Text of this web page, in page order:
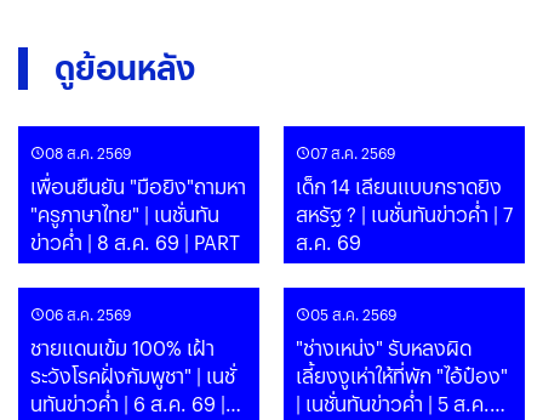
ดูย้อนหลัง
08 ส.ค. 2569
เพื่อนยืนยัน "มือยิง"ถามหา
"ครูภาษาไทย" | เนชั่นทัน
ข่าวค่ำ | 8 ส.ค. 69 | PART
07 ส.ค. 2569
เด็ก 14 เลียนแบบกราดยิง
สหรัฐ ? | เนชั่นทันข่าวค่ำ | 7
ส.ค. 69
06 ส.ค. 2569
ชายแดนเข้ม 100% เฝ้า
ระวังโรคฝั่งกัมพูชา" | เนชั่
นทันข่าวค่ำ | 6 ส.ค. 69 |
05 ส.ค. 2569
"ช่างเหน่ง" รับหลงผิด
เลี้ยงงูเห่าให้ที่พัก "ไอ้ป๋อง"
| เนชั่นทันข่าวค่ำ | 5 ส.ค.